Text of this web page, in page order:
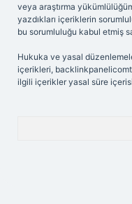
veya araştırma
yazdıkları içeriklerin
bu sorumluluğu kabul etmiş
Hukuka ve yasal
içerikleri,
ilgili içerikler yasal süre